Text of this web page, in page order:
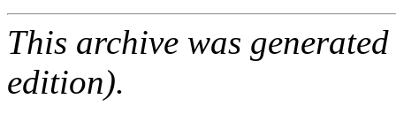
This archive was
edition).